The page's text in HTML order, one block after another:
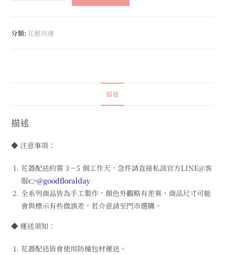
分類: 花藝周邊
描述
描述
◆ 注意事項：
花器配送約需 3－5 個工作天，急件請直接私訊官方LINE@客
服👉@goodfloralday
全系列商品皆為手工製作，顏色外觀略有差異，商品尺寸可能
會與標示有些微誤差，若介意請至門市選購。
◆ 運送須知：
花器配送皆會使用防撞包材運送。